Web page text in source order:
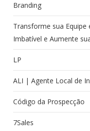
Branding
Transforme sua Equipe
Imbatível e Aumente
LP
ALI | Agente Local de
Código da Prospecção
7Sales